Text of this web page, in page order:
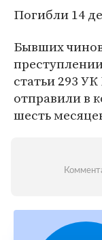
Погибли 14
Бывших
статьи 293
отправили в
шесть